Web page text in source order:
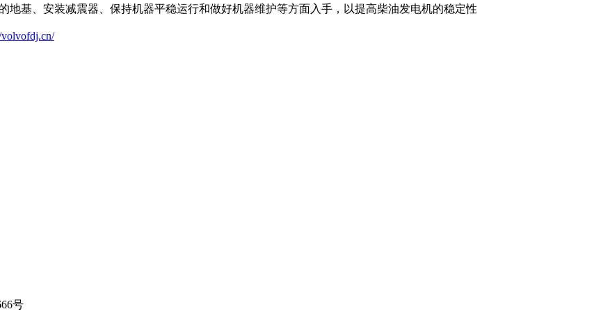
基、安装减震器、保持机器平稳运行和做好机器维护等方面入手，以提高柴油发电机的稳定性
volvofdj.cn/
号